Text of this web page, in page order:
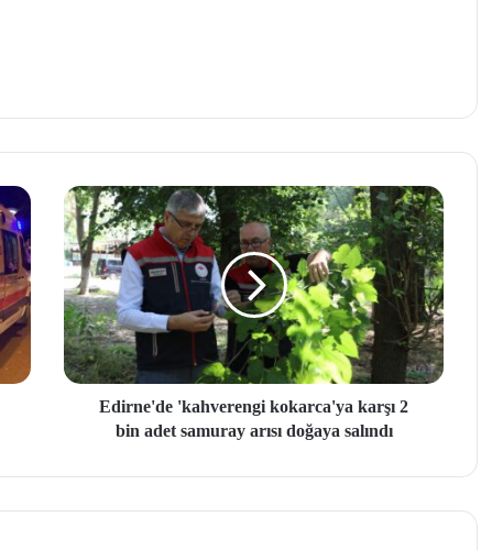
Edirne'de 'kahverengi kokarca'ya karşı 2
bin adet samuray arısı doğaya salındı